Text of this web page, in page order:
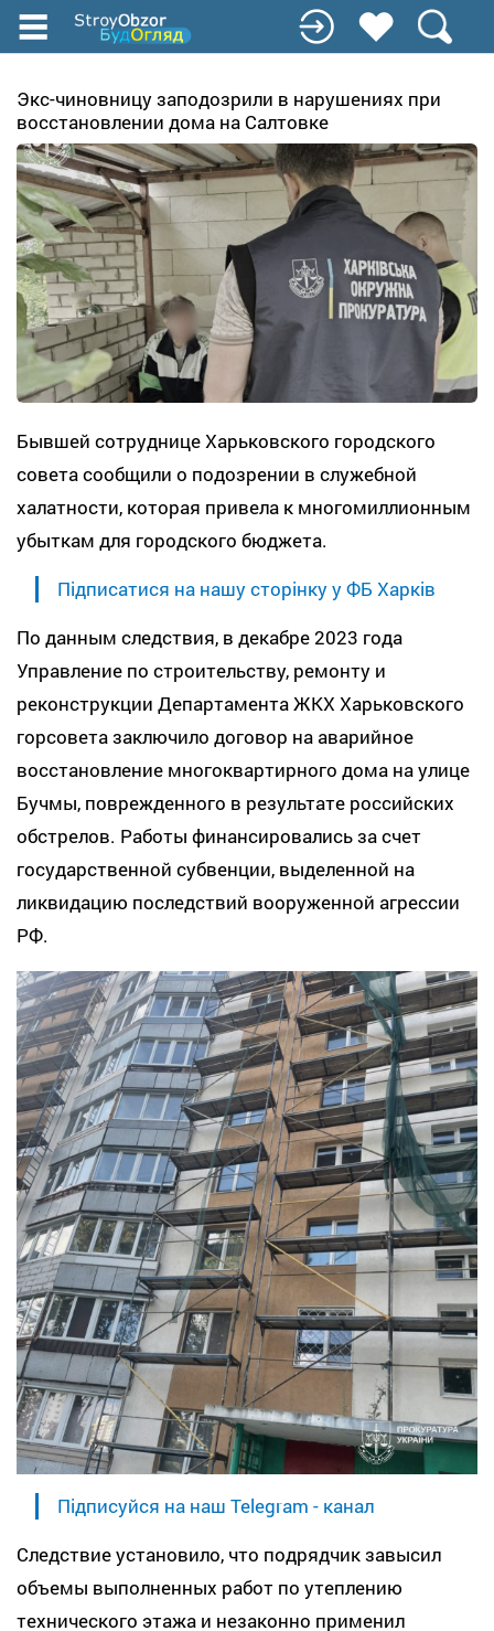
Перейти
содержанию
Экс-чиновницу заподозрили в нарушениях при
восстановлении дома на Салтовке
Бывшей сотруднице Харьковского городского
совета сообщили о подозрении в служебной
халатности, которая привела к многомиллионным
убыткам для городского бюджета.
Підписатися на нашу сторінку у ФБ Харків
По данным следствия, в декабре 2023 года
Управление по строительству, ремонту и
реконструкции Департамента ЖКХ Харьковского
горсовета заключило договор на аварийное
восстановление многоквартирного дома на улице
Бучмы, поврежденного в результате российских
обстрелов. Работы финансировались за счет
государственной субвенции, выделенной на
ликвидацию последствий вооруженной агрессии
РФ.
Підписуйся на наш Telegram - канал
Следствие установило, что подрядчик завысил
объемы выполненных работ по утеплению
технического этажа и незаконно применил